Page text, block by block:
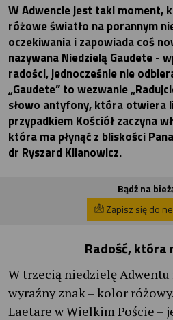
W Adwencie jest taki moment,
różowe światło na porannym
oczekiwania i zapowiada coś
nazywana Niedzielą Gaudete -
radości, jednocześnie nie
„Gaudete” to wezwanie
słowo antyfony, która otwiera
przypadkiem Kościół zaczyna
która ma płynąć z bliskości
dr Ryszard Kilanowicz.
Bądź na
Zapisz się do
Radość, która
W trzecią niedzielę Adwentu
wyraźny znak – kolor
Laetare w Wielkim Poście –